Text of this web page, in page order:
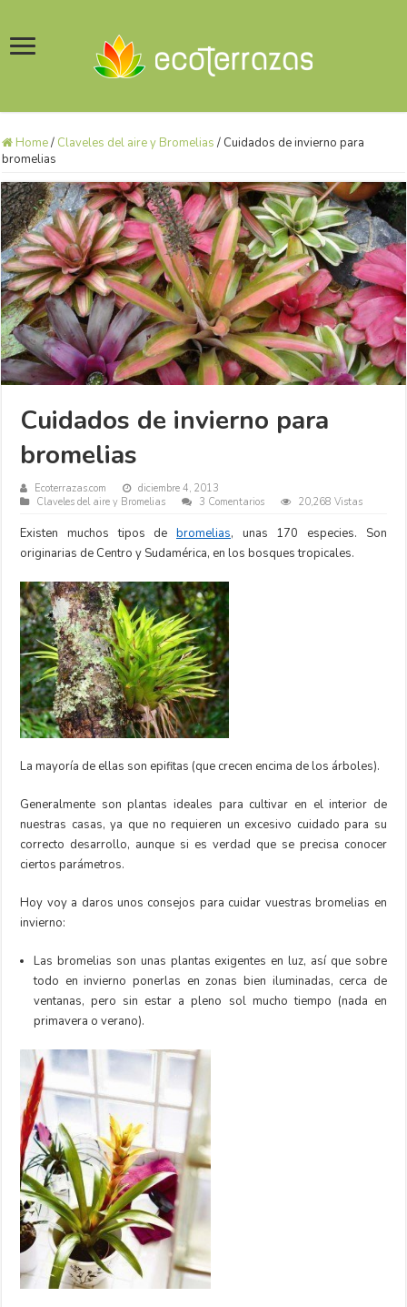
Home/ Claveles del aire y Bromelias / Cuidados de invierno para
bromelias
Cuidados de invierno para
bromelias
Ecoterrazas.com
diciembre 4, 2013
Claveles del aire y Bromelias
3 Comentarios 20,268 Vistas
Existen muchos tipos de bromelias, unas 170 especies. Son
originarias de Centro y Sudamérica, en los bosques tropicales.
La mayoría de ellas son epifitas (que crecen encima de los árboles).
Generalmente son plantas ideales para cultivar en el interior de
nuestras casas, ya que no requieren un excesivo cuidado para su
correcto desarrollo, aunque si es verdad que se precisa conocer
ciertos parámetros.
Hoy voy a daros unos consejos para cuidar vuestras bromelias en
invierno:
Las bromelias son unas plantas exigentes en luz, así que sobre
todo en invierno ponerlas en zonas bien iluminadas, cerca de
ventanas, pero sin estar a pleno sol mucho tiempo (nada en
primavera o verano).